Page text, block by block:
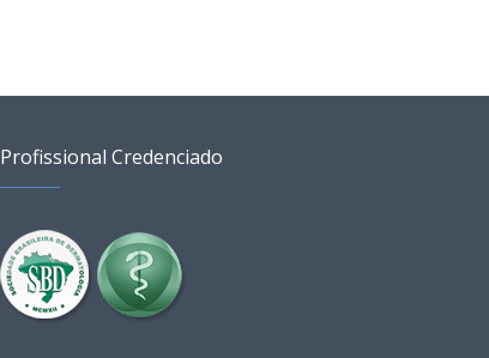
Profissional Credenciado